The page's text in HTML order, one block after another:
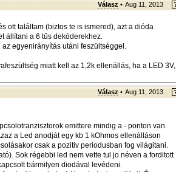
Válasz • Aug 11, 2013
ott találtam (biztos te is ismered), azt a dióda
állítani a 6 tűs dekóderekhez.
egyenirányítás utáni feszültséggel.
miatt kell az 1,2k ellenállás, ha a LED 3V,
Válasz • Aug 11, 2013
emittere mindig a - ponton van.
a Led anodját egy kb 1 kOhmos ellenálláson
csak a pozitiv periodusban fog világitani.
Sok régebbi led nem vette tul jo néven a forditott
bármilyen diodával levédeni.